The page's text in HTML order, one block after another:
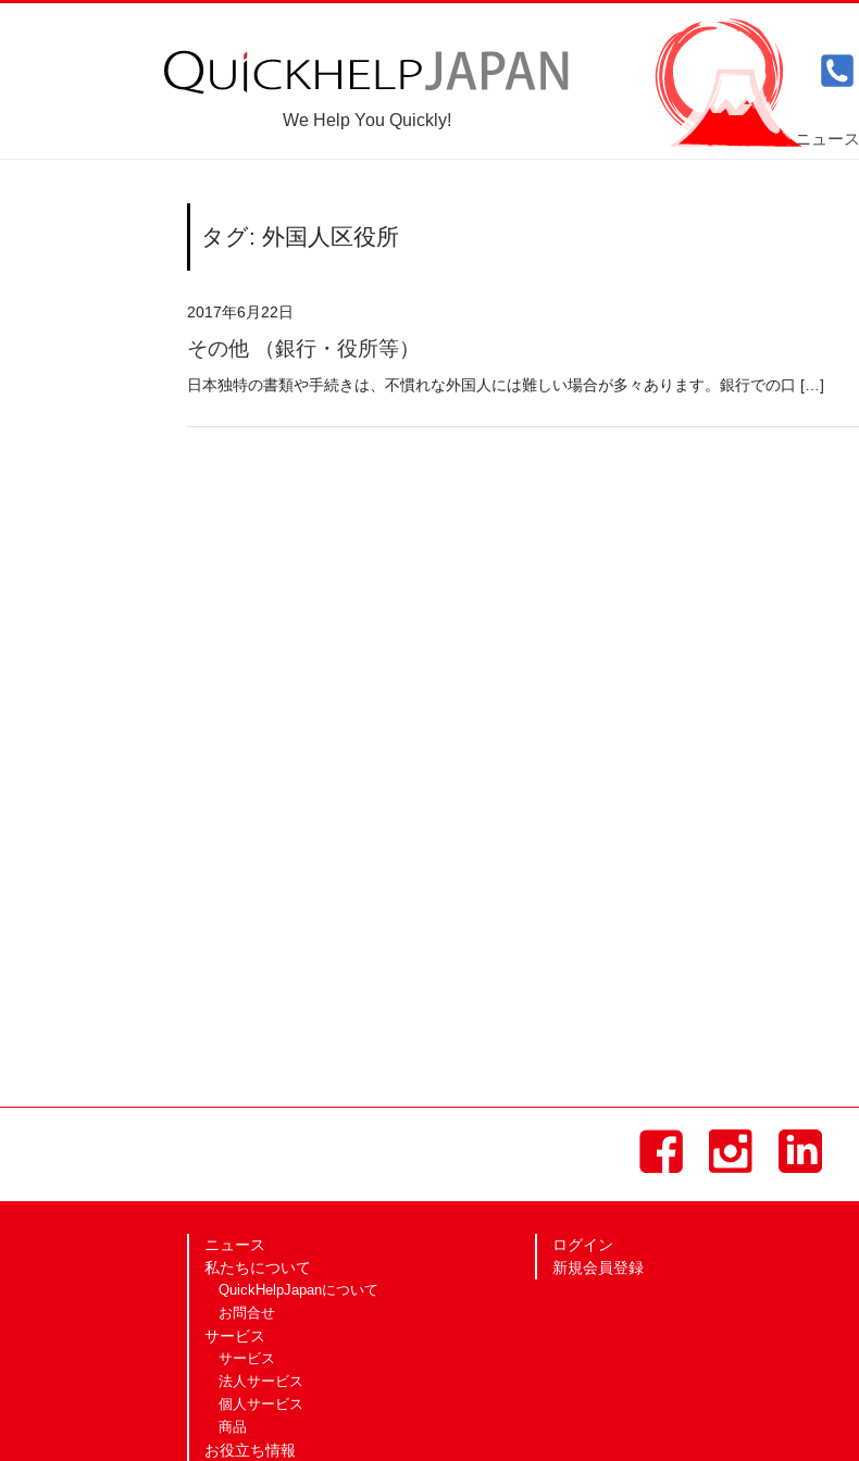
We Help You Quickly!
ニュース
タグ: 外国人区役所
2017年6月22日
その他 （銀行・役所等）
日本独特の書類や手続きは、不慣れな外国人には難しい場合が多々あります。銀行での口 […]
ニュース
私たちについて
QuickHelpJapanについて
お問合せ
サービス
サービス
法人サービス
個人サービス
商品
お役立ち情報
ログイン
新規会員登録